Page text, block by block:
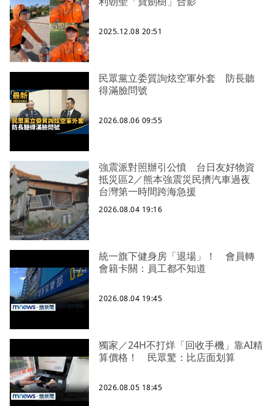
2025.12.08 20:51
民眾黨立委質詢炫空軍外套 防長聽
得滿臉問號
2026.08.06 09:55
強震派對照辦引公憤 台日友好物資
抵災區2／熊本強震災民擠汽車過夜
台灣第一時間跨海急援
2026.08.04 19:16
統一旗下健身房「退場」！ 會員轉
會籍卡關：員工都不知道
2026.08.04 19:45
獨家／24H不打烊「回收手機」靠AI精
算價格！ 民眾驚：比店面划算
2026.08.05 18:45